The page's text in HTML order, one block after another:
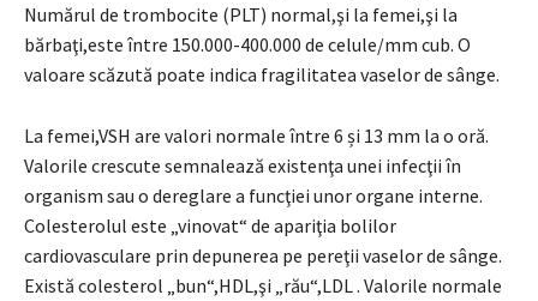
Numărul de trombocite (PLT) normal,şi la femei,şi la
bărbaţi,este între 150.000-400.000 de celule/mm cub. O
valoare scăzută poate indica fragilitatea vaselor de sânge.
La femei,VSH are valori normale între 6 și 13 mm la o oră.
Valorile crescute semnalează existenţa unei infecţii în
organism sau o dereglare a funcţiei unor organe interne.
Colesterolul este „vinovat“ de apariţia bolilor
cardiovasculare prin depunerea pe pereţii vaselor de sânge.
Există colesterol „bun“,HDL,şi „rău“,LDL . Valorile normale